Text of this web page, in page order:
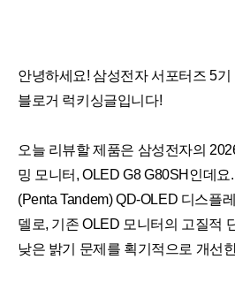
안녕하세요! 삼성전자 서포터즈 5
블로거 럭키싱글입니다!
오늘 리뷰할 제품은 삼성전자의
밍 모니터, OLED G8 G80SH인데요
(Penta Tandem) QD-OLED 디스플
델로, 기존 OLED 모니터의 고질적
낮은 밝기 문제를 획기적으로 개선